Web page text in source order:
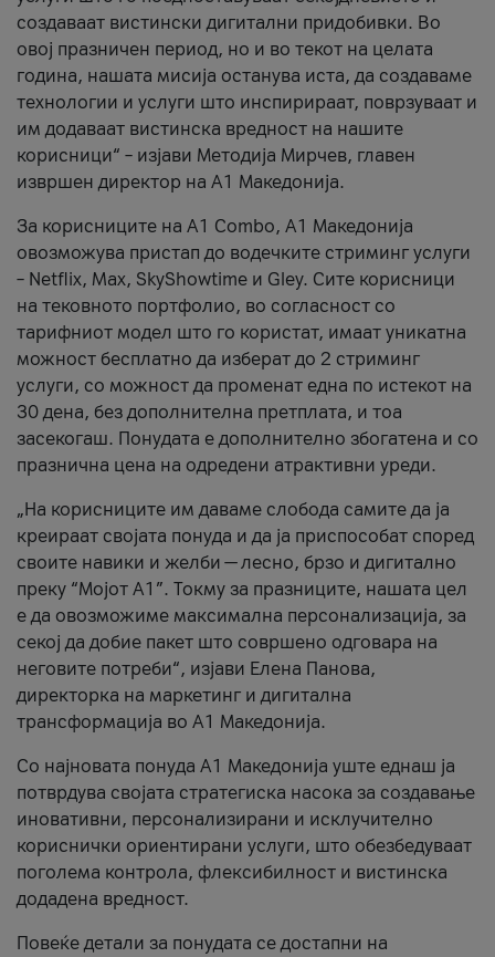
создаваат вистински дигитални придобивки. Во
овој празничен период, но и во текот на целата
година, нашата мисија останува иста, да создаваме
технологии и услуги што инспирираат, поврзуваат и
им додаваат вистинска вредност на нашите
корисници“ – изјави Методија Мирчев, главен
извршен директор на А1 Македонија.
За корисниците на A1 Combo, А1 Македонија
овозможува пристап до водечките стриминг услуги
– Netflix, Max, SkyShowtime и Gley. Сите корисници
на тековното портфолио, во согласност со
тарифниот модел што го користат, имаат уникатна
можност бесплатно да изберат до 2 стриминг
услуги, со можност да променат една по истекот на
30 дена, без дополнителна претплата, и тоа
засекогаш. Понудата е дополнително збогатена и со
празнична цена на одредени атрактивни уреди.
„На корисниците им даваме слобода самите да ја
креираат својата понуда и да ја приспособат според
своите навики и желби — лесно, брзо и дигитално
преку “Мојот А1”. Токму за празниците, нашата цел
е да овозможиме максимална персонализација, за
секој да добие пакет што совршено одговара на
неговите потреби“, изјави Елена Панова,
директорка на маркетинг и дигитална
трансформација во А1 Македонија.
Со најновата понуда А1 Македонија уште еднаш ја
потврдува својата стратегиска насока за создавање
иновативни, персонализирани и исклучително
кориснички ориентирани услуги, што обезбедуваат
поголема контрола, флексибилност и вистинска
додадена вредност.
Повеќе детали за понудата се достапни на